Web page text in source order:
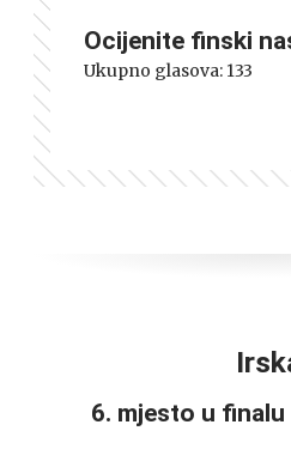
Ocijenite finski
Ukupno glasova: 133
6. mjesto u